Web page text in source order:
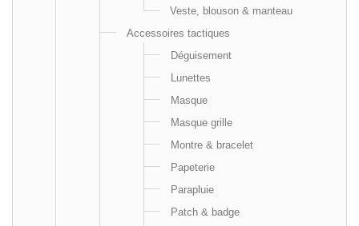
Veste, blouson & manteau
Accessoires tactiques
Déguisement
Lunettes
Masque
Masque grille
Montre & bracelet
Papeterie
Parapluie
Patch & badge